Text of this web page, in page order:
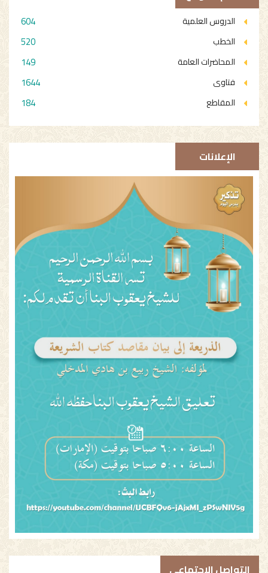
الدروس العلمية 604
الخطب 520
المحاضرات العامة 149
فتاوى 1644
المقاطع 184
الإعلانات
التواصل الاجتماعي